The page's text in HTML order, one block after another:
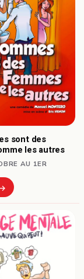
sont des
les autres
AU 1ER